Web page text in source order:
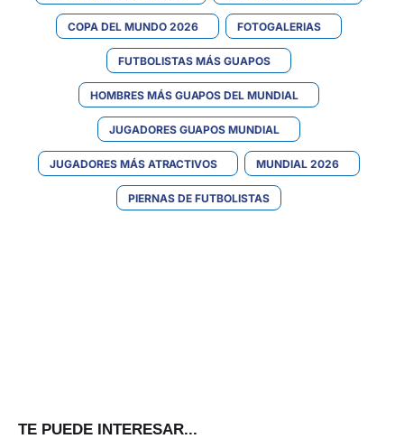
COPA DEL MUNDO 2026 FOTOGALERIAS
FUTBOLISTAS MÁS GUAPOS
HOMBRES MÁS GUAPOS DEL MUNDIAL
JUGADORES GUAPOS MUNDIAL
JUGADORES MÁS ATRACTIVOS MUNDIAL 2026
PIERNAS DE FUTBOLISTAS
TE PUEDE INTERESAR...